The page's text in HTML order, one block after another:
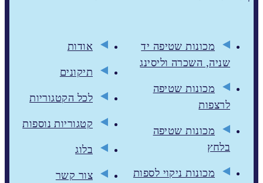
אודות
תיקונים
לכל הקטגוריות
קטגוריות נוספות
בלוג
צור קשר
מכונות שטיפה יד
שניה, השכרה וליסינג
מכונות שטיפה
לרצפות
מכונות שטיפה
בלחץ
מכונות ניקוי לספות